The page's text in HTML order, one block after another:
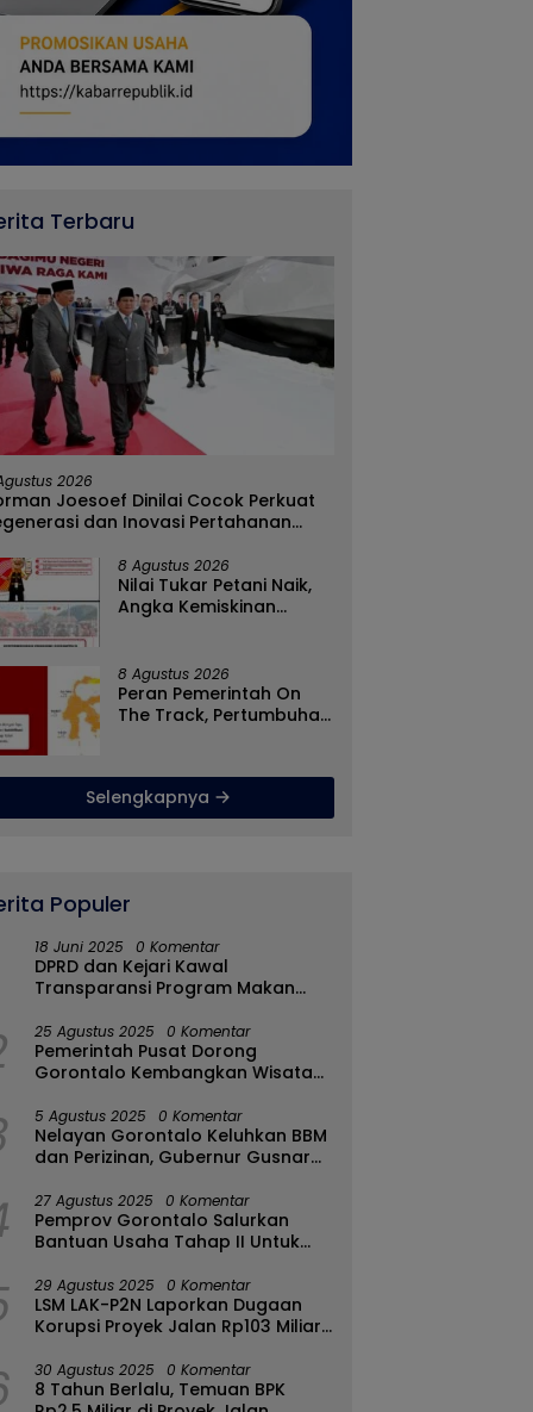
Terbaru
2026
Joesoef Dinilai Cocok Perkuat
dan Inovasi Pertahanan
8 Agustus 2026
Nilai Tukar Petani Naik,
Angka Kemiskinan
Ekonomi Dan Dinikmati
Masyarakat
8 Agustus 2026
Peran Pemerintah On
The Track, Pertumbuhan
Selengkapnya
Populer
18 Juni 2025 0 Komentar
DPRD dan Kejari Kawal
Transparansi Program Makan
25 Agustus 2025 0 Komentar
Pemerintah Pusat Dorong
Gorontalo Kembangkan Wisata
5 Agustus 2025 0 Komentar
Nelayan Gorontalo Keluhkan BBM
dan Perizinan, Gubernur Gusnar
27 Agustus 2025 0 Komentar
Pemprov Gorontalo Salurkan
Bantuan Usaha Tahap II Untuk
Bulango
29 Agustus 2025 0 Komentar
LSM LAK-P2N Laporkan Dugaan
Korupsi Proyek Jalan Rp103 Miliar
30 Agustus 2025 0 Komentar
8 Tahun Berlalu, Temuan BPK